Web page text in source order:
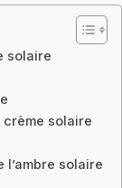
solaire
crème solaire
solaire